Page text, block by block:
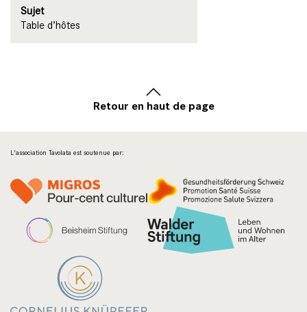
Sujet
Table d’hôtes
Retour en haut de page
L'association Tavolata est soutenue par: